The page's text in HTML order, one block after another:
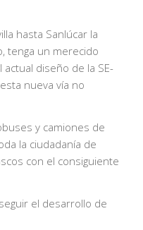
hasta Sanlúcar la
tenga un merecido
diseño de la SE-
nueva vía no
y camiones de
la ciudadanía de
con el consiguiente
el desarrollo de